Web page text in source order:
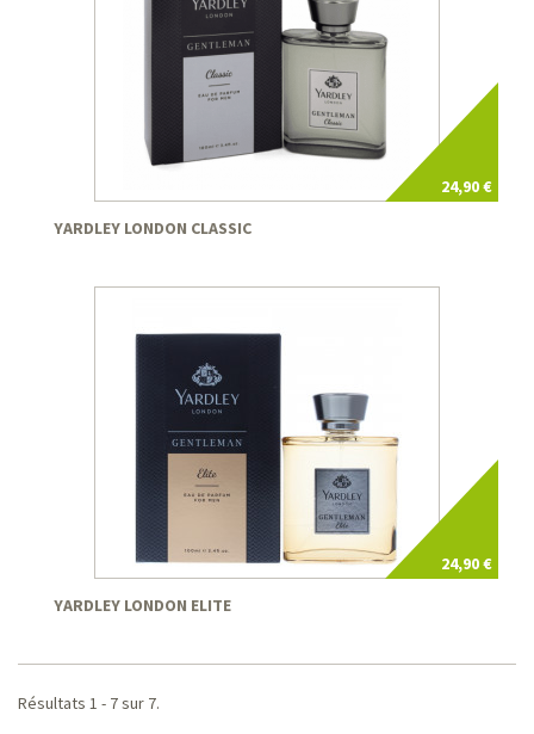
24,90 €
YARDLEY LONDON CLASSIC
24,90 €
YARDLEY LONDON ELITE
Résultats 1 - 7 sur 7.